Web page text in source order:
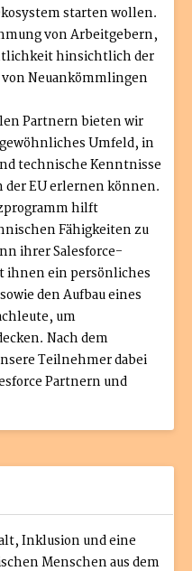
starten wollen.
von Arbeitgebern,
hinsichtlich der
Neuankömmlingen
Partnern bieten wir
Umfeld, in
technische Kenntnisse
der EU erlernen können.
hilft
Fähigkeiten zu
ihrer Salesforce-
ihnen ein persönliches
den Aufbau eines
um
Nach dem
Teilnehmer dabei
Partnern und
Inklusion und eine
Menschen aus dem